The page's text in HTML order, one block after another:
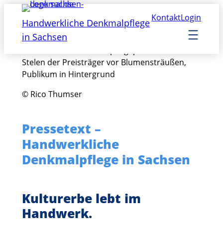
Inhalt
springen
KontaktLogin
Handwerkliche Denkmalpflege
in Sachsen
© Rico Thumser
Pressetext –
Handwerkliche
Denkmalpflege in Sachsen
Kulturerbe lebt im
Handwerk.